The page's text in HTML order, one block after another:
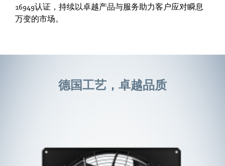
16949认证，持续以卓越产品与服务助力客户应对瞬息
万变的市场。
德国工艺，卓越品质